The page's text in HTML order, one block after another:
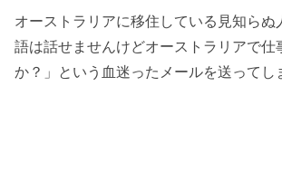
オーストラリアに移住している見知らぬ
語は話せませんけどオーストラリアで仕
か？」という血迷ったメールを送ってし